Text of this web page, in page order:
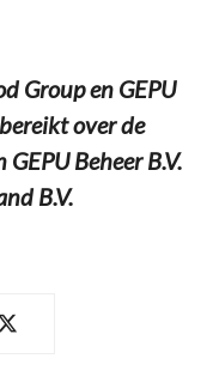
Group en GEPU
over de
Beheer B.V.
B.V.